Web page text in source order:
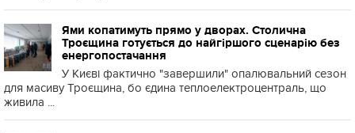
Ями копатимуть прямо у дворах. Столична
Троєщина готується до найгіршого сценарію без
енергопостачання
У Києві фактично "завершили" опалювальний сезон
для масиву Троєщина, бо єдина теплоелектроцентраль, що
живила ...